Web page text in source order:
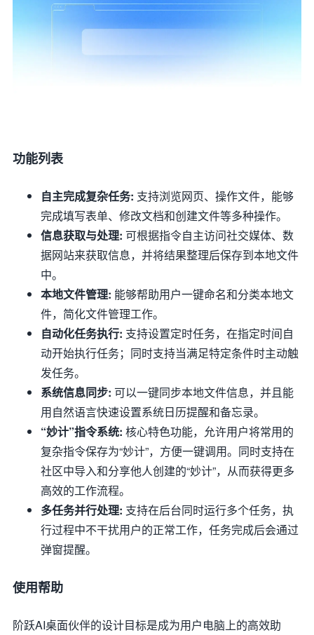
功能列表
自主完成复杂任务: 支持浏览网页、操作文件，能够
完成填写表单、修改文档和创建文件等多种操作。
信息获取与处理: 可根据指令自主访问社交媒体、数
据网站来获取信息，并将结果整理后保存到本地文件
中。
本地文件管理: 能够帮助用户一键命名和分类本地文
件，简化文件管理工作。
自动化任务执行: 支持设置定时任务，在指定时间自
动开始执行任务；同时支持当满足特定条件时主动触
发任务。
系统信息同步: 可以一键同步本地文件信息，并且能
用自然语言快速设置系统日历提醒和备忘录。
“妙计”指令系统: 核心特色功能，允许用户将常用的
复杂指令保存为“妙计”，方便一键调用。同时支持在
社区中导入和分享他人创建的“妙计”，从而获得更多
高效的工作流程。
多任务并行处理: 支持在后台同时运行多个任务，执
行过程中不干扰用户的正常工作，任务完成后会通过
弹窗提醒。
使用帮助
阶跃AI桌面伙伴的设计目标是成为用户电脑上的高效助